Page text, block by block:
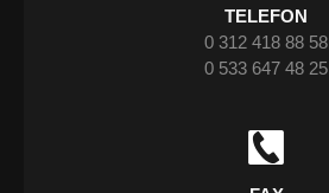
TELEFON
0 312 418 88 58
0 533 647 48 25